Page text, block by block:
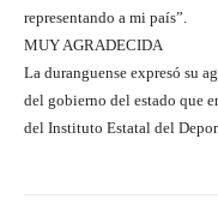
representando a mi país”.
MUY AGRADECIDA
La duranguense expresó su
del gobierno del estado que
del Instituto Estatal del